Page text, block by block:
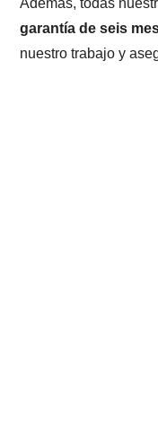
garantía de seis
nuestro trabajo y